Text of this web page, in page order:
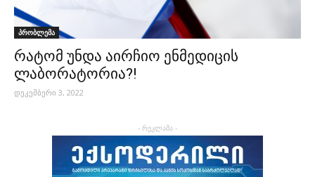
პრობლემა
რატომ უნდა აირჩიო ენმედიცის
ლაბორატორია?!
დეკემბერი 3, 2022
- რეკლამა -